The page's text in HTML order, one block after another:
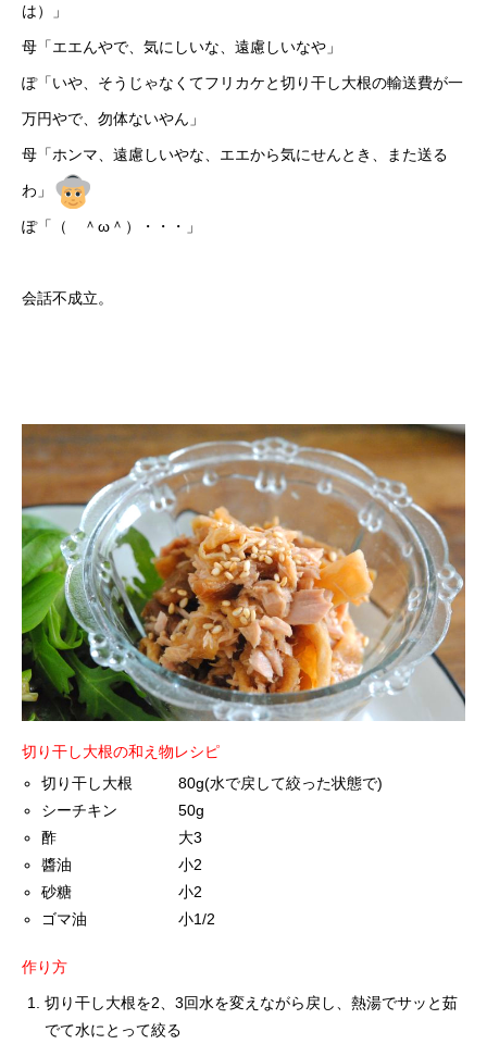
は）」
母「エエんやで、気にしいな、遠慮しいなや」
ぽ「いや、そうじゃなくてフリカケと切り干し大根の輸送費が一
万円やで、勿体ないやん」
母「ホンマ、遠慮しいやな、エエから気にせんとき、また送る
わ」
ぽ「（ ＾ω＾）・・・」
会話不成立。
切り干し大根の和え物レシピ
切り干し大根 80g(水で戻して絞った状態で)
シーチキン 50g
酢 大3
醬油 小2
砂糖 小2
ゴマ油 小1/2
作り方
切り干し大根を2、3回水を変えながら戻し、熱湯でサッと茹
でて水にとって絞る